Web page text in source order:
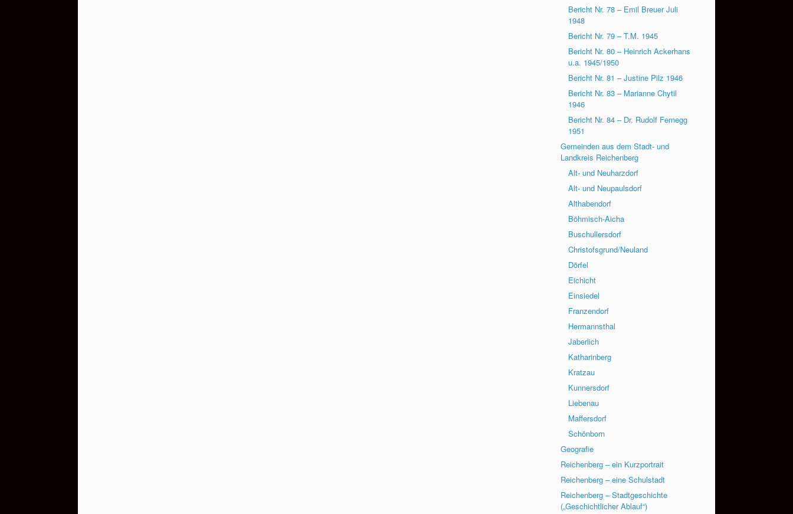
Bericht Nr. 78 – Emil Breuer Juli
1948
Bericht Nr. 79 – T.M. 1945
Bericht Nr. 80 – Heinrich Ackerhans
u.a. 1945/1950
Bericht Nr. 81 – Justine Pilz 1946
Bericht Nr. 83 – Marianne Chytil
1946
Bericht Nr. 84 – Dr. Rudolf Fernegg
1951
Gemeinden aus dem Stadt- und
Landkreis Reichenberg
Alt- und Neuharzdorf
Alt- und Neupaulsdorf
Althabendorf
Böhmisch-Aicha
Buschullersdorf
Christofsgrund/Neuland
Dörfel
Eichicht
Einsiedel
Franzendorf
Hermannsthal
Jaberlich
Katharinberg
Kratzau
Kunnersdorf
Liebenau
Maffersdorf
Schönborn
Geografie
Reichenberg – ein Kurzportrait
Reichenberg – eine Schulstadt
Reichenberg – Stadtgeschichte
(„Geschichtlicher Ablauf“)